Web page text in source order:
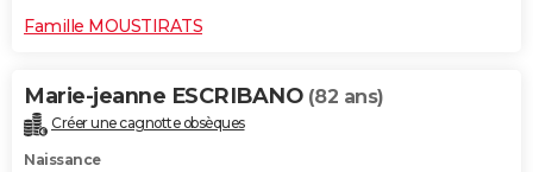
Famille MOUSTIRATS
Marie-jeanne ESCRIBANO (82 ans)
Créer une cagnotte obsèques
Naissance